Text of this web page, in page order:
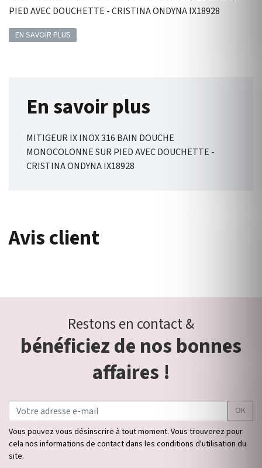
PIED AVEC DOUCHETTE - CRISTINA ONDYNA IX18928
EN SAVOIR PLUS
En savoir plus
MITIGEUR IX INOX 316 BAIN DOUCHE
MONOCOLONNE SUR PIED AVEC DOUCHETTE -
CRISTINA ONDYNA IX18928
Avis client
Restons en contact &
bénéficiez de nos bonnes
affaires !
OK
Vous pouvez vous désinscrire à tout moment. Vous trouverez pour
cela nos informations de contact dans les conditions d'utilisation du
site.